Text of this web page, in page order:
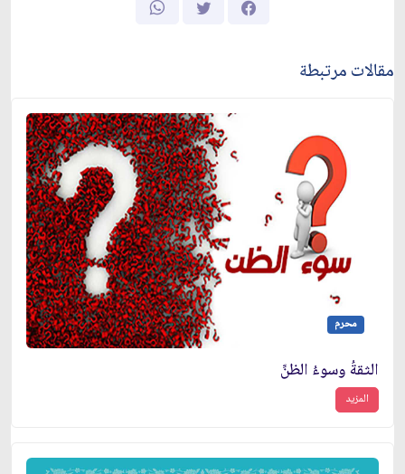
مقالات مرتبطة
محرم
الثقةُ وسوءُ الظنِّ
المزيد